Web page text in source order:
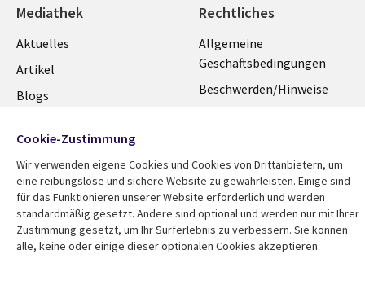
Mediathek
Library
Links
GERMANY
Aktuelles
Artikel
Blogs
Podcasts
Presse
Standpunkt
Rechtliches
Legal
GERMANY
Allgemeine
Geschäftsbedingungen
Beschwerden/Hinweise
Impressum
Cookie-Einstellungen
Cookie-Zustimmung
Wir verwenden eigene Cookies und Cookies von Drittanbietern, um
eine reibungslose und sichere Website zu gewährleisten. Einige sind
für das Funktionieren unserer Website erforderlich und werden
standardmäßig gesetzt. Andere sind optional und werden nur mit Ihrer
Zustimmung gesetzt, um Ihr Surferlebnis zu verbessern. Sie können
alle, keine oder einige dieser optionalen Cookies akzeptieren.